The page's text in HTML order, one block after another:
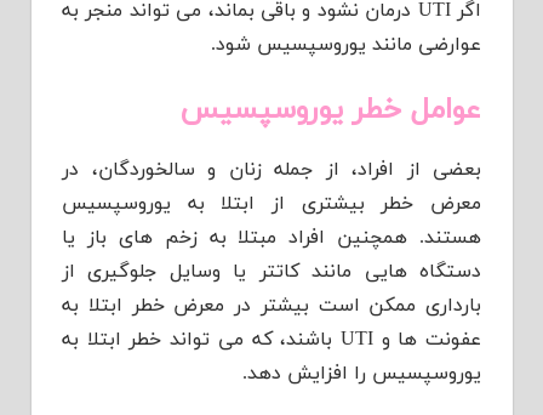
اگر UTI درمان نشود و باقی بماند، می تواند منجر به
عوارضی مانند یوروسپسیس شود.
عوامل خطر یوروسپسیس
بعضی از افراد، از جمله زنان و سالخوردگان، در
معرض خطر بیشتری از ابتلا به یوروسپسیس
هستند. همچنین افراد مبتلا به زخم های باز یا
دستگاه هایی مانند کاتتر یا وسایل جلوگیری از
بارداری ممکن است بیشتر در معرض خطر ابتلا به
عفونت ها و UTI باشند، که می تواند خطر ابتلا به
یوروسپسیس را افزایش دهد.